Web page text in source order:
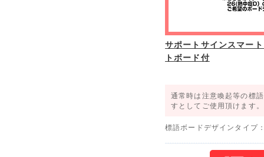
サポートサインスマー
トボード付
通常時は注意喚起等の標
すとしてご使用頂けます。
標語ボードデザインタイプ